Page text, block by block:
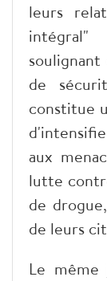
leurs
de
constitue
aux
lutte
de
de leurs
Le